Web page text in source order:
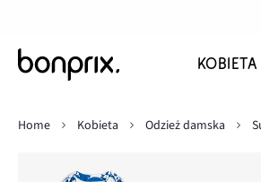
KOBIETA
Home
Kobieta Odzież damska